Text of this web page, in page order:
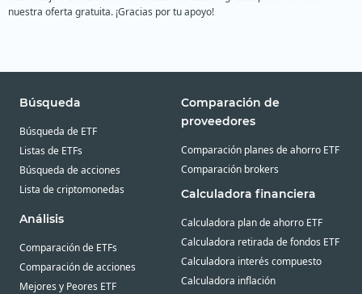
nuestra oferta gratuita. ¡Gracias por tu apoyo!
Búsqueda
Búsqueda de ETF
Listas de ETFs
Búsqueda de acciones
Lista de criptomonedas
Análisis
Comparación de ETFs
Comparación de acciones
Mejores y Peores ETF
Comparación de
proveedores
Comparación planes de ahorro ETF
Comparación brokers
Calculadora financiera
Calculadora plan de ahorro ETF
Calculadora retirada de fondos ETF
Calculadora interés compuesto
Calculadora inflación